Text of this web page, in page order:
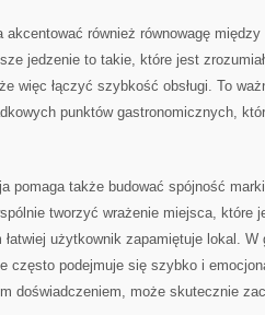
akcentować również równowagę
jedzenie to takie, które jest
więc łączyć szybkość obsługi. To
punktów gastronomicznych,
pomaga także budować spójność
tworzyć wrażenie miejsca, które
użytkownik zapamiętuje lokal.
często podejmuje się szybko i
doświadczeniem, może skutecznie